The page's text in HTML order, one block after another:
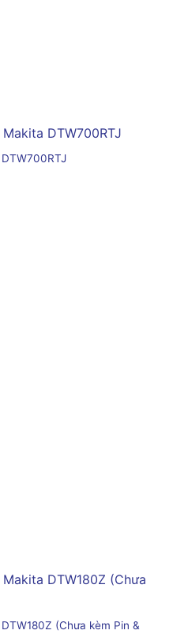
(Chưa kèm Pin &